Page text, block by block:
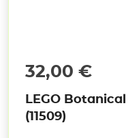
32,00 €
LEGO
(11509)